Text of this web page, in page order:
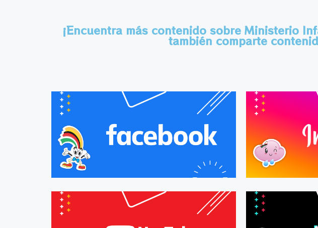
¡Encuentra más contenido sobre Ministerio
también comparte